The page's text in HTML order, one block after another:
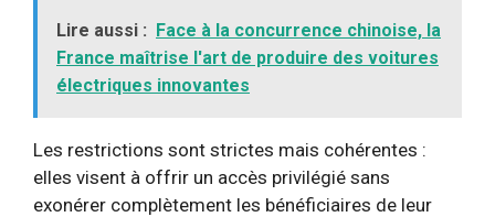
Lire aussi : Face à la concurrence chinoise, la
France maîtrise l'art de produire des voitures
électriques innovantes
Les restrictions sont strictes mais cohérentes :
elles visent à offrir un accès privilégié sans
exonérer complètement les bénéficiaires de leur